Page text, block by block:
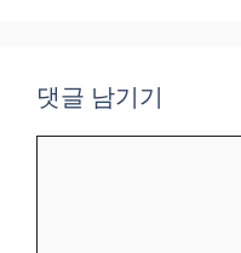
댓글 남기기